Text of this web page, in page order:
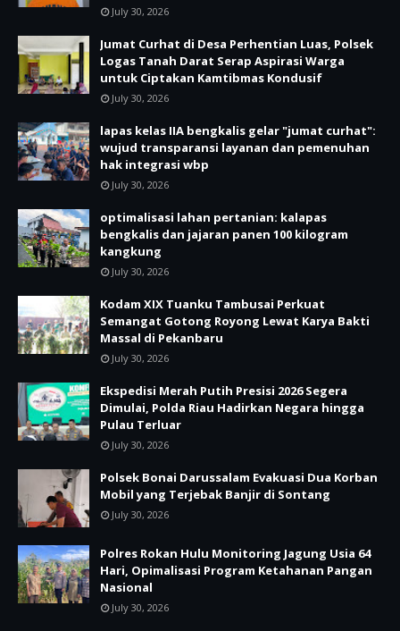
July 30, 2026
Jumat Curhat di Desa Perhentian Luas, Polsek
Logas Tanah Darat Serap Aspirasi Warga
untuk Ciptakan Kamtibmas Kondusif
July 30, 2026
lapas kelas IIA bengkalis gelar "jumat curhat":
wujud transparansi layanan dan pemenuhan
hak integrasi wbp
July 30, 2026
optimalisasi lahan pertanian: kalapas
bengkalis dan jajaran panen 100 kilogram
kangkung
July 30, 2026
Kodam XIX Tuanku Tambusai Perkuat
Semangat Gotong Royong Lewat Karya Bakti
Massal di Pekanbaru
July 30, 2026
Ekspedisi Merah Putih Presisi 2026 Segera
Dimulai, Polda Riau Hadirkan Negara hingga
Pulau Terluar
July 30, 2026
Polsek Bonai Darussalam Evakuasi Dua Korban
Mobil yang Terjebak Banjir di Sontang
July 30, 2026
Polres Rokan Hulu Monitoring Jagung Usia 64
Hari, Opimalisasi Program Ketahanan Pangan
Nasional
July 30, 2026